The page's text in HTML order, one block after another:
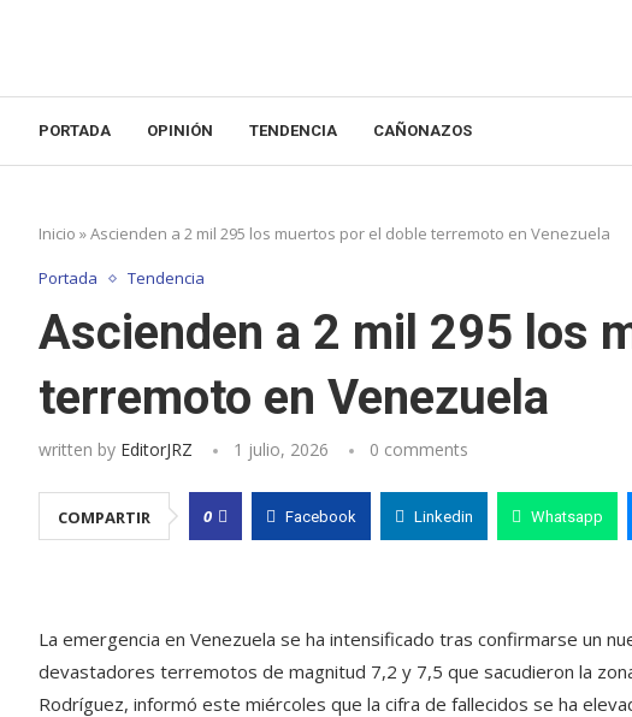
PORTADA OPINIÓN TENDENCIA CAÑONAZOS
Inicio »Ascienden a 2 mil 295 los muertos por el doble terremoto en Venezuela
Portada Tendencia
Ascienden a 2 mil 295 los
terremoto en Venezuela
written by EditorJRZ 1 julio, 2026 0 comments
COMPARTIR 0 Facebook Linkedin Whatsapp
La emergencia en Venezuela se ha intensificado tras confirmarse un
devastadores terremotos de magnitud 7,2 y 7,5 que sacudieron la
Rodríguez, informó este miércoles que la cifra de fallecidos se ha